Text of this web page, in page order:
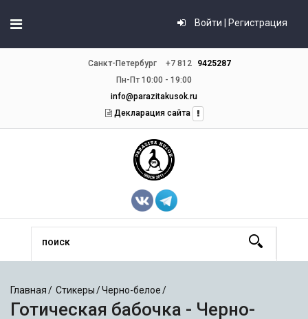
Войти | Регистрация
Санкт-Петербург +7 812
9425287
Пн-Пт 10:00 - 19:00
info@parazitakusok.ru
Декларация сайта
Главная Стикеры Черно-белое
Готическая бабочка - Черно-